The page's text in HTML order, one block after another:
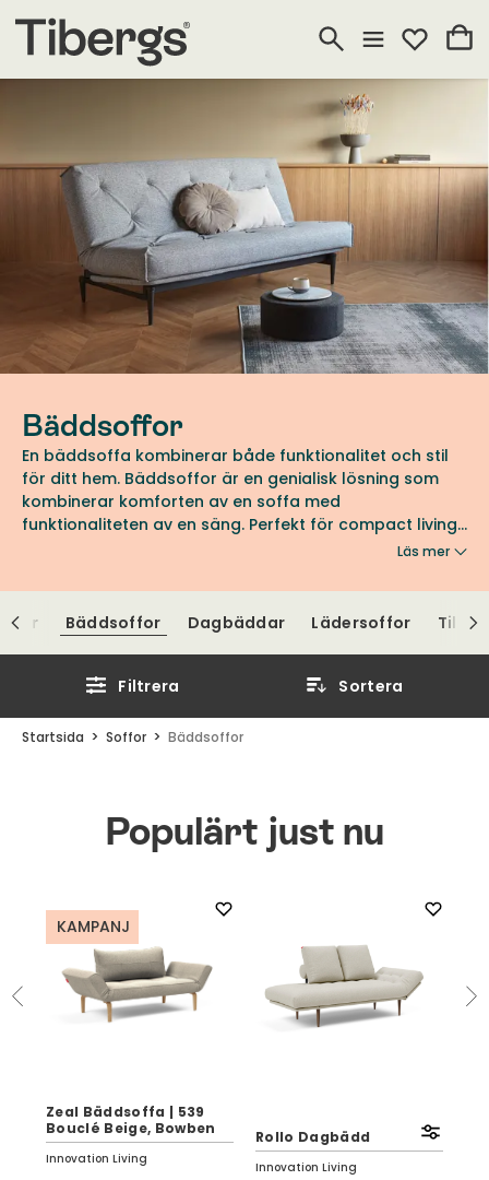
Bäddsoffor
En bäddsoffa kombinerar både funktionalitet och stil
för ditt hem. Bäddsoffor är en genialisk lösning som
kombinerar komforten av en soffa med
funktionaliteten av en säng. Perfekt för compact living,
gästrummet eller varför inte som extra sovplats iLäs mer
Bäddsoffor Dagbäddar Lädersoffor
Filtrera Sortera
Startsida Soffor Bäddsoffor
Populärt just nu
KAMPANJ
Zeal Bäddsoffa | 539
Bouclé Beige, Bowben
Innovation Living
Rollo Dagbädd
Innovation Living